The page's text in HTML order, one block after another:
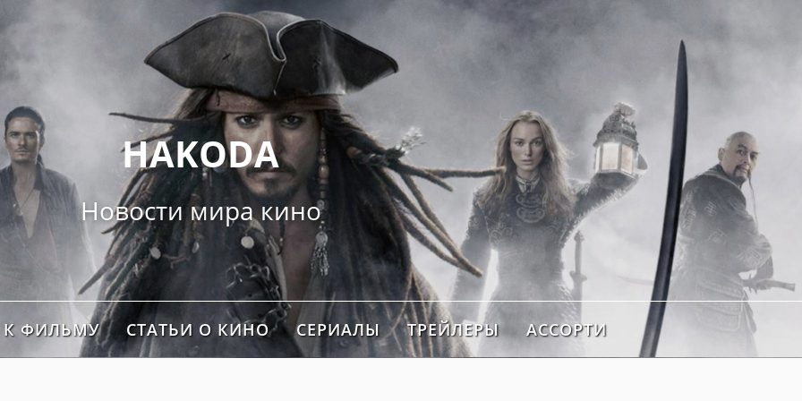
">
HAKODA
Новости мира кино
К ФИЛЬМУ СТАТЬИ О КИНО СЕРИАЛЫ ТРЕЙЛЕРЫ АССОРТИ